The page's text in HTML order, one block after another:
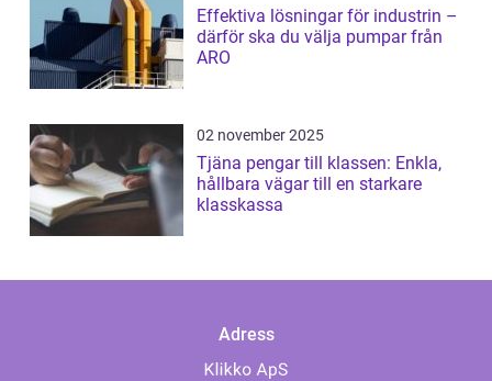
Effektiva lösningar för industrin –
därför ska du välja pumpar från
ARO
02 november 2025
Tjäna pengar till klassen: Enkla,
hållbara vägar till en starkare
klasskassa
Adress